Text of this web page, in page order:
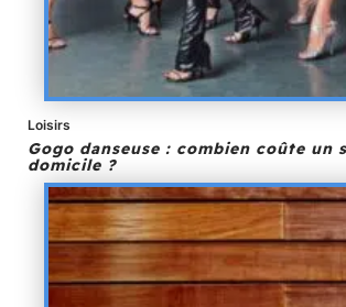
Loisirs
Gogo danseuse : combien coûte un
domicile ?